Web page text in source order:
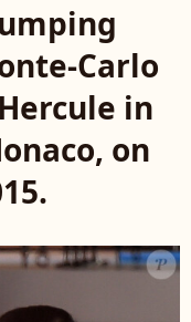
Carlo
in
on